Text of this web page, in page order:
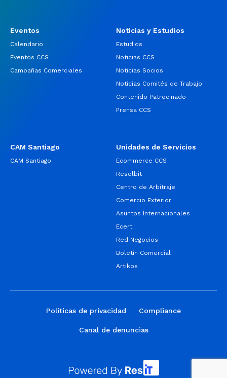
Eventos
Calendario
Eventos CCS
Campañas Comerciales
Noticias y Estudios
Estudios
Noticias CCS
Noticias Socios
Noticias Comités de Trabajo
Contenido Patrocinado
Prensa CCS
CAM Santiago
CAM Santiago
Unidades de Servicios
Ecommerce CCS
Resolbit
Centro de Arbitraje
Comercio Exterior
Asuntos Internacionales
Ecert
Red Negocios
Boletín Comercial
Artikos
Politicas de privacidad Compliance
Canal de denuncias